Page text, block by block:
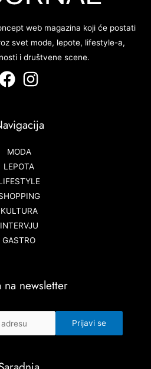
web magazina koji će postati
svet mode, lepote, lifestyle-a,
i društvene scene.
MODA
LEPOTA
KULTURA
INTERVJU
GASTRO
na newsletter